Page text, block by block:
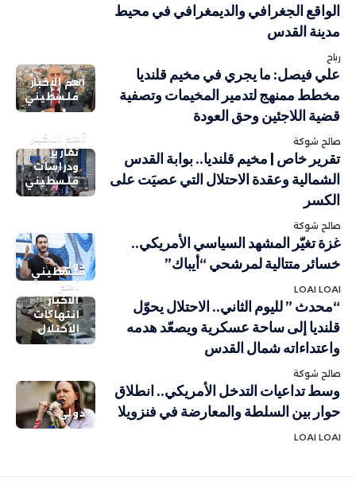
الواقع الجغرافي والديمغرافي في محيط
مدينة القدس
رباح
أهم الاخبار
فلسطيني
علي فيصل: ما يجري في مخيم قلنديا
مخطط ممنهج لتدمير المخيمات وتصفية
قضية اللاجئين وحق العودة
صالح شوكة
أهم الاخبار
تقارير
ودراسات
فلسطيني
تقرير خاص | مخيم قلنديا.. بوابة القدس
الشمالية وعقدة الاحتلال التي عصيَت على
الكسر
صالح شوكة
دولي
غزة تغيّر المشهد السياسي الأمريكي..
خسائر متتالية لمرشحي “أيباك”
LOAI LOAI
فلسطيني
أهم
الاخبار
انتهاكات
الاحتلال
“محدث ” لليوم الثاني.. الاحتلال يحوّل
قلنديا إلى ساحة عسكرية ويصعّد هدمه
واعتداءاته شمال القدس
صالح شوكة
دولي
وسط تداعيات التدخل الأمريكي.. انطلاق
حوار بين السلطة والمعارضة في فنزويلا
LOAI LOAI